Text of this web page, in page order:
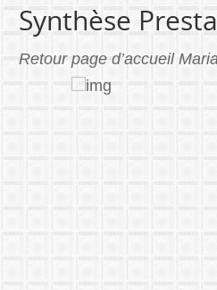
Synthèse
Retour page d’accueil